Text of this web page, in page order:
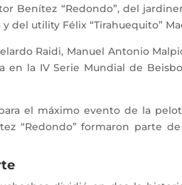
Benítez “Redondo”, del
del utility Félix “Tirahuequito”
Raidi, Manuel Antonio
la IV Serie Mundial de
el máximo evento de la
“Redondo” formaron parte